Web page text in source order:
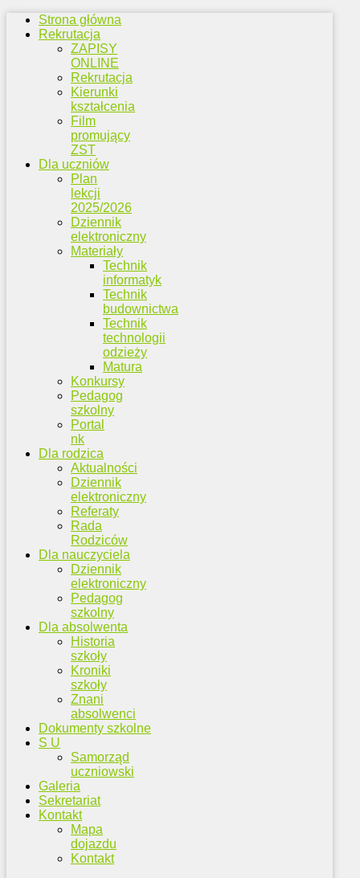
Strona główna
Rekrutacja
ZAPISY
ONLINE
Rekrutacja
Kierunki
kształcenia
Film
promujący
ZST
Dla uczniów
Plan
lekcji
2025/2026
Dziennik
elektroniczny
Materiały
Technik
informatyk
Technik
budownictwa
Technik
technologii
odzieży
Matura
Konkursy
Pedagog
szkolny
Portal
nk
Dla rodzica
Aktualności
Dziennik
elektroniczny
Referaty
Rada
Rodziców
Dla nauczyciela
Dziennik
elektroniczny
Pedagog
szkolny
Dla absolwenta
Historia
szkoły
Kroniki
szkoły
Znani
absolwenci
Dokumenty szkolne
S U
Samorząd
uczniowski
Galeria
Sekretariat
Kontakt
Mapa
dojazdu
Kontakt